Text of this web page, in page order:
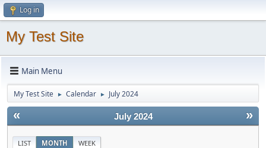
Log in
My Test Site
Main Menu
My Test Site ► Calendar ► July 2024
« »
July 2024
LIST MONTH WEEK